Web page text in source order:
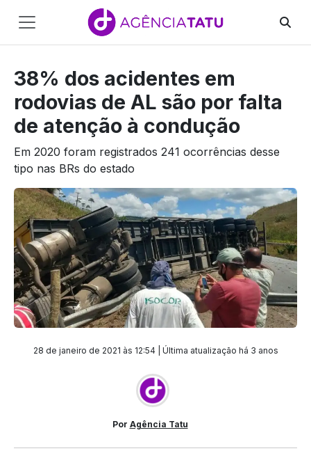
Pular para o conteúdo
Main
Navigation
38% dos acidentes em
rodovias de AL são por falta
de atenção à condução
Em 2020 foram registrados 241 ocorrências desse
tipo nas BRs do estado
28 de janeiro de 2021 às 12:54 | Última atualização há 3 anos
Por Agência Tatu